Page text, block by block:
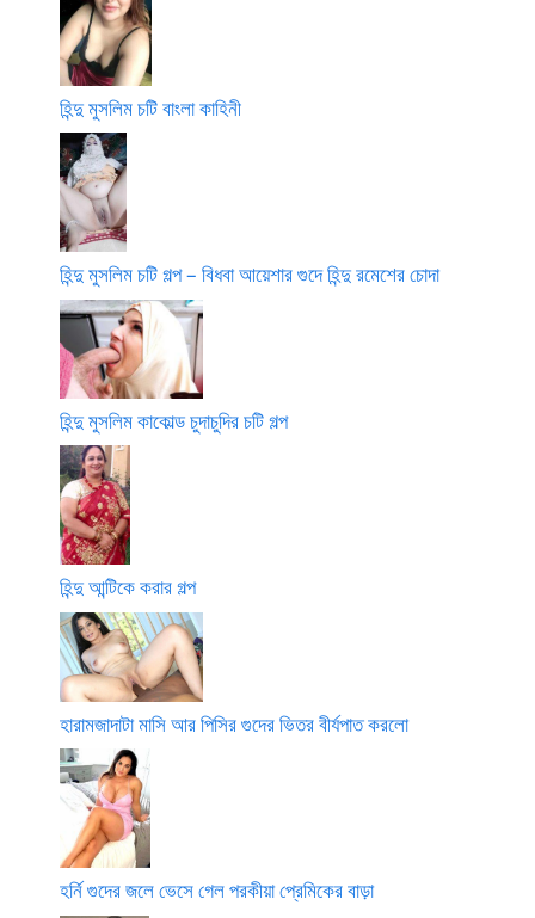
হিন্দু মুসলিম চটি বাংলা কাহিনী
হিন্দু মুসলিম চটি গল্প – বিধবা আয়েশার গুদে হিন্দু রমেশের চোদা
হিন্দু মুসলিম কাকোল্ড চুদাচুদির চটি গল্প
হিন্দু আন্টিকে করার গল্প
হারামজাদাটা মাসি আর পিসির গুদের ভিতর বীর্যপাত করলো
হর্নি গুদের জলে ভেসে গেল পরকীয়া প্রেমিকের বাড়া